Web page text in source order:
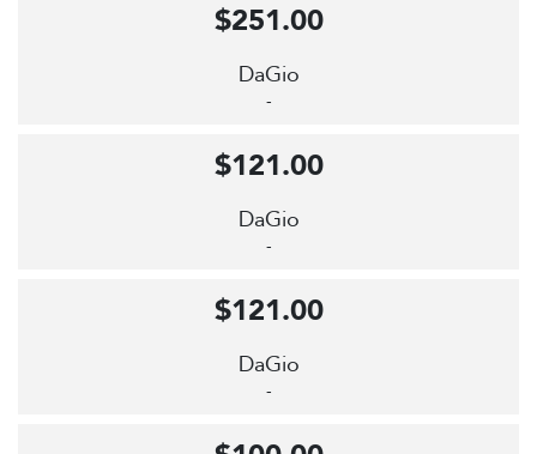
DaGio
-
$251.00
DaGio
-
$121.00
DaGio
-
$121.00